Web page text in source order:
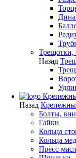
Трещотки,
Назад
Назад
Болты,
Гайки
Кольца
Кольца
Пресс-